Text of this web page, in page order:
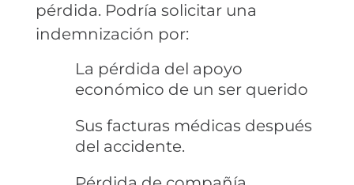
pérdida. Podría solicitar una
indemnización por:
La pérdida del apoyo
económico de un ser querido
Sus facturas médicas después
del accidente.